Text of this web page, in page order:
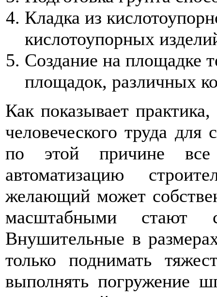
Кладка из
кислотоупорных
Создание на площадке
площадок, различных
Как показывает
человеческого труда для
по этой причине
автоматизацию
желающий может
масштабными стают
Внушительные в
только поднимать
выполнять погружение